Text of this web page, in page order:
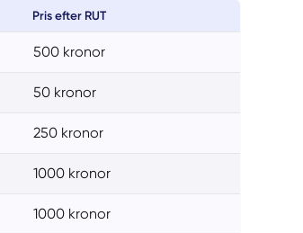
Pris efter RUT
500 kronor
50 kronor
250 kronor
1000 kronor
1000 kronor